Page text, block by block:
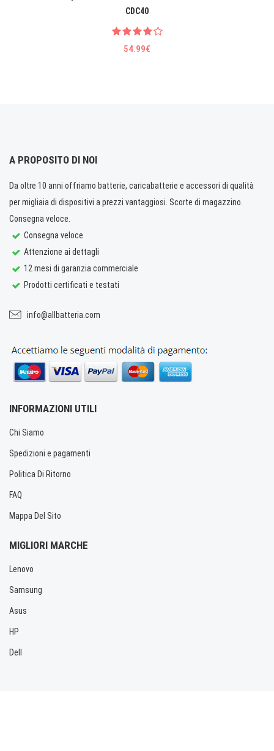
CDC40
54.99€
A PROPOSITO DI NOI
Da oltre 10 anni offriamo batterie, caricabatterie e accessori di qualità
per migliaia di dispositivi a prezzi vantaggiosi. Scorte di magazzino.
Consegna veloce.
Consegna veloce
Attenzione ai dettagli
12 mesi di garanzia commerciale
Prodotti certificati e testati
info@allbatteria.com
INFORMAZIONI UTILI
Chi Siamo
Spedizioni e pagamenti
Politica Di Ritorno
FAQ
Mappa Del Sito
MIGLIORI MARCHE
Lenovo
Samsung
Asus
HP
Dell